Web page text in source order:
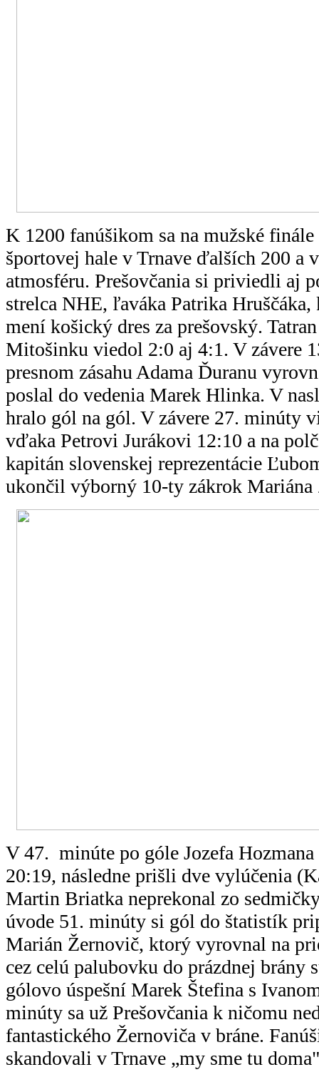
K 1200 fanúšikom sa na mužské
športovej hale v Trnave ďalších 200 a
atmosféru. Prešovčania si priviedli aj
strelca NHE, ľaváka Patrika
mení košický dres za prešovský.
Mitošinku viedol 2:0 aj 4:1. V závere
presnom zásahu Adama Ďuranu
poslal do vedenia Marek Hlinka. V
hralo gól na gól. V závere 27. minúty
vďaka Petrovi Jurákovi 12:10 a na
kapitán slovenskej reprezentácie
ukončil výborný 10-ty zákrok Mariána
V 47. minúte po góle Jozefa Hozmana
20:19, následne prišli dve vylúčenia
Martin Briatka neprekonal zo
úvode 51. minúty si gól do štatistík
Marián Žernovič, ktorý vyrovnal na
cez celú palubovku do prázdnej brány
gólovo úspešní Marek Štefina s
minúty sa už Prešovčania k ničomu
fantastického Žernoviča v bráne.
skandovali v Trnave „my sme tu